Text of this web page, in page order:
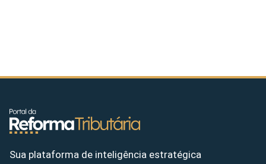
Sua plataforma de inteligência estratégica